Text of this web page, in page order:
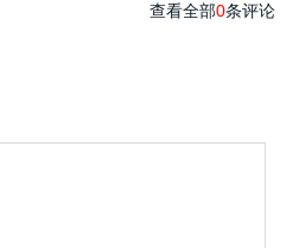
查看全部0条评论